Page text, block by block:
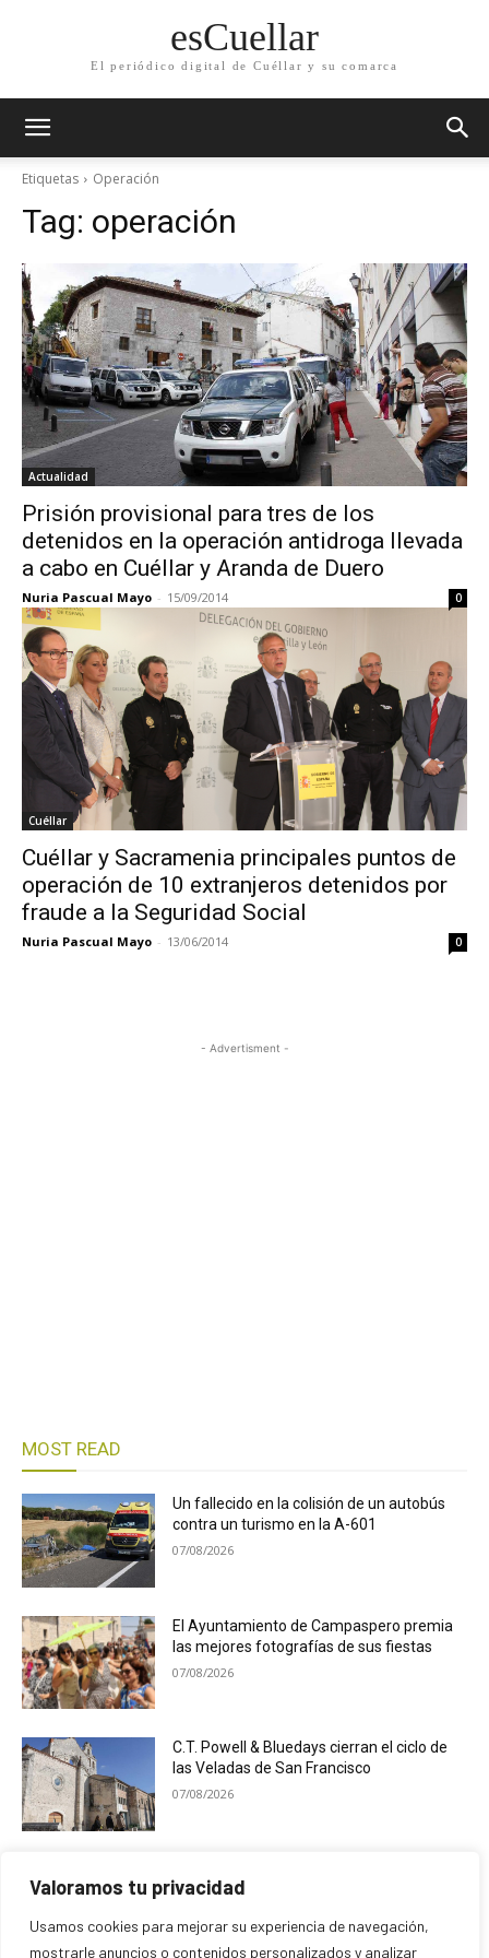
Valoramos tu privacidad
Usamos cookies para mejorar su experiencia de navegación,
mostrarle anuncios o contenidos personalizados y analizar
esCuellar
El periódico digital de Cuéllar y su comarca
Etiquetas Operación
Tag: operación
Actualidad
Prisión provisional para tres de los
detenidos en la operación antidroga llevada
a cabo en Cuéllar y Aranda de Duero
Nuria Pascual Mayo - 15/09/2014 0
Cuéllar
Cuéllar y Sacramenia principales puntos de
operación de 10 extranjeros detenidos por
fraude a la Seguridad Social
Nuria Pascual Mayo - 13/06/2014 0
- Advertisment -
MOST READ
Un fallecido en la colisión de un autobús
contra un turismo en la A-601
07/08/2026
El Ayuntamiento de Campaspero premia
las mejores fotografías de sus fiestas
07/08/2026
C.T. Powell & Bluedays cierran el ciclo de
las Veladas de San Francisco
07/08/2026
programación ligada al eclipse solar